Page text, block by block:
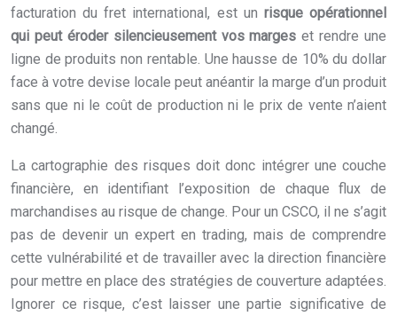
facturation du fret international, est un risque opérationnel
qui peut éroder silencieusement vos marges et rendre une
ligne de produits non rentable. Une hausse de 10% du dollar
face à votre devise locale peut anéantir la marge d’un produit
sans que ni le coût de production ni le prix de vente n’aient
changé.
La cartographie des risques doit donc intégrer une couche
financière, en identifiant l’exposition de chaque flux de
marchandises au risque de change. Pour un CSCO, il ne s’agit
pas de devenir un expert en trading, mais de comprendre
cette vulnérabilité et de travailler avec la direction financière
pour mettre en place des stratégies de couverture adaptées.
Ignorer ce risque, c’est laisser une partie significative de